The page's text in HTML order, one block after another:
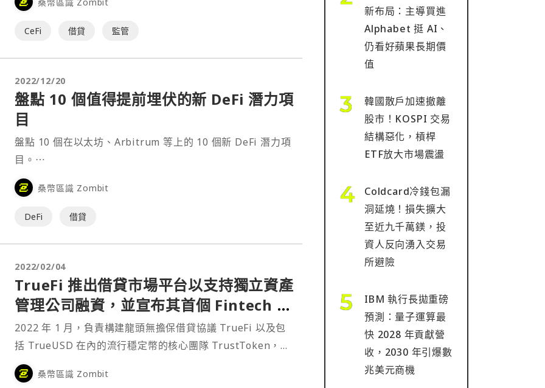
CeFi 借貸 監管
2022/12/20
盤點 10 個值得提前埋伏的新 DeFi 潛力項
目
盤點 10 個在以太坊、Arbitrum 等上的 10 個新 DeFi 潛力項
目。⋯
桑幣區識 Zombit
DeFi 借貸
2022/02/04
TrueFi 推出借貸市場平台以支持獨立資產
管理公司融資，並宣布其首個 Fintech 合
作夥伴 Delt.ai 已向拉丁美洲企業開放貸
款
2022 年 1 月，負責構建龍頭無擔保借貸協議 TrueFi 以及包
括 TrueUSD 在內的流行穩定幣的核心團隊 TrustToken，宣
布推出 TrueFi 借貸市場。 TrueFi 的借貸市場允許幾乎所有
的資產管理公司在 TrueFi 上推出其金融產品，並從第一天起
桑幣區識 Zombit
新布局：主導買進
Alphabet 挺 AI、
仍看好蘋果長期價
值
韓國散戶加速撤離
股市！KOSPI 交易
結構惡化，槓桿
ETF放大市場震盪
Coldcard冷錢包漏
洞延燒！損失擴大
至近九千萬鎂，投
資人反向湧入交易
所避險
IBM 執行長拋重磅
預測：量子運算最
快 2028 年貢獻營
收，2030 年引爆數
兆美元商機